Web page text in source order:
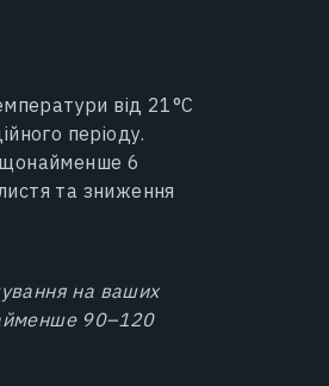
від 21°C
періоду.
6
та зниження
на ваших
90–120